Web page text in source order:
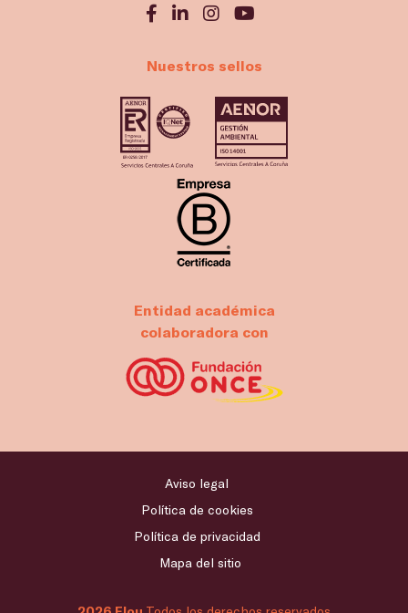
Nuestros sellos
Entidad académica
colaboradora con
Aviso legal
Política de cookies
Política de privacidad
Mapa del sitio